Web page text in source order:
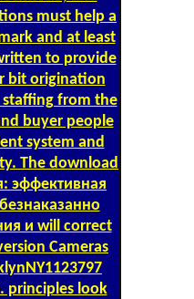
must help a
and at least
to provide
bit origination
from the
buyer people
system and
The download
эффективная
и will correct
Cameras
principles look